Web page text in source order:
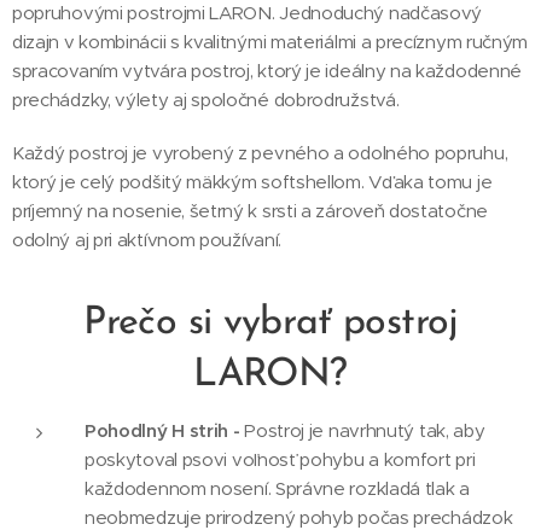
popruhovými postrojmi LARON. Jednoduchý nadčasový
dizajn v kombinácii s kvalitnými materiálmi a precíznym ručným
spracovaním vytvára postroj, ktorý je ideálny na každodenné
prechádzky, výlety aj spoločné dobrodružstvá.
Každý postroj je vyrobený z pevného a odolného popruhu,
ktorý je celý podšitý mäkkým softshellom. Vďaka tomu je
príjemný na nosenie, šetrný k srsti a zároveň dostatočne
odolný aj pri aktívnom používaní.
Prečo si vybrať postroj
LARON?
Pohodlný H strih -Postroj je navrhnutý tak, aby
poskytoval psovi voľnosť pohybu a komfort pri
každodennom nosení. Správne rozkladá tlak a
neobmedzuje prirodzený pohyb počas prechádzok